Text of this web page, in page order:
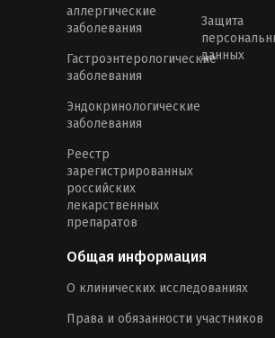
аллергические
заболевания
Гастроэнтерологические
заболевания
Эндокринологические
заболевания
Реестр
зарегистрированных
российских
лекарственных
препаратов
Защита
данных
Общая информация
О клинических исследованиях
Права и обязанности участников